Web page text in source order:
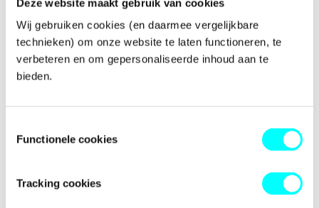
Deze website maakt gebruik van cookies
Wij gebruiken cookies (en daarmee vergelijkbare
technieken) om onze website te laten functioneren, te
verbeteren en om gepersonaliseerde inhoud aan te
bieden.
Functionele cookies
Tracking cookies
-side exception has occurred while
browser consolefor